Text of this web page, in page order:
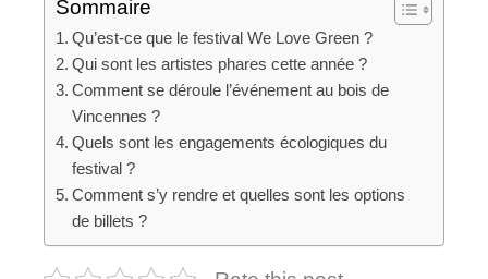
Sommaire
Qu’est-ce que le festival We Love Green ?
Qui sont les artistes phares cette année ?
Comment se déroule l’événement au bois de
Vincennes ?
Quels sont les engagements écologiques du
festival ?
Comment s’y rendre et quelles sont les options
de billets ?